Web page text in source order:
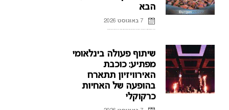
הבא
7 באוגוסט 2026
שיתוף פעולה בינלאומי
מפתיע: כוכבת
האירוויזיון תתארח
בהופעה של האחיות
כרקוקלי